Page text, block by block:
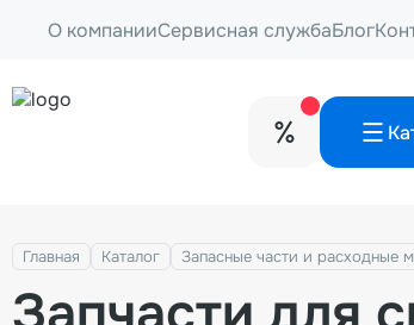
О компанииСервисная службаБлог
Главная Каталог Запасные части и расходные